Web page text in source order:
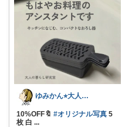
ゆみかん⭐︎大人の暮らし研究室
10%OFF🔖 #オリジナル写真 5
枚 白 ...